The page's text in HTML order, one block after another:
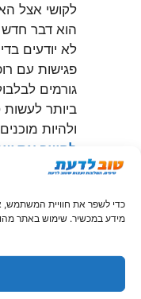
כדי לשפר את חוויית המשתמש,
מידע במכשיר. שימוש באתר
לקושי אצל
הוא דבר חדש
לא יודעים
פגישות עם
גורמים
ביותר
ולהיות
לחשב את
וכדומה.
החלפת
בתקופת
לחומרים
זה הזמן